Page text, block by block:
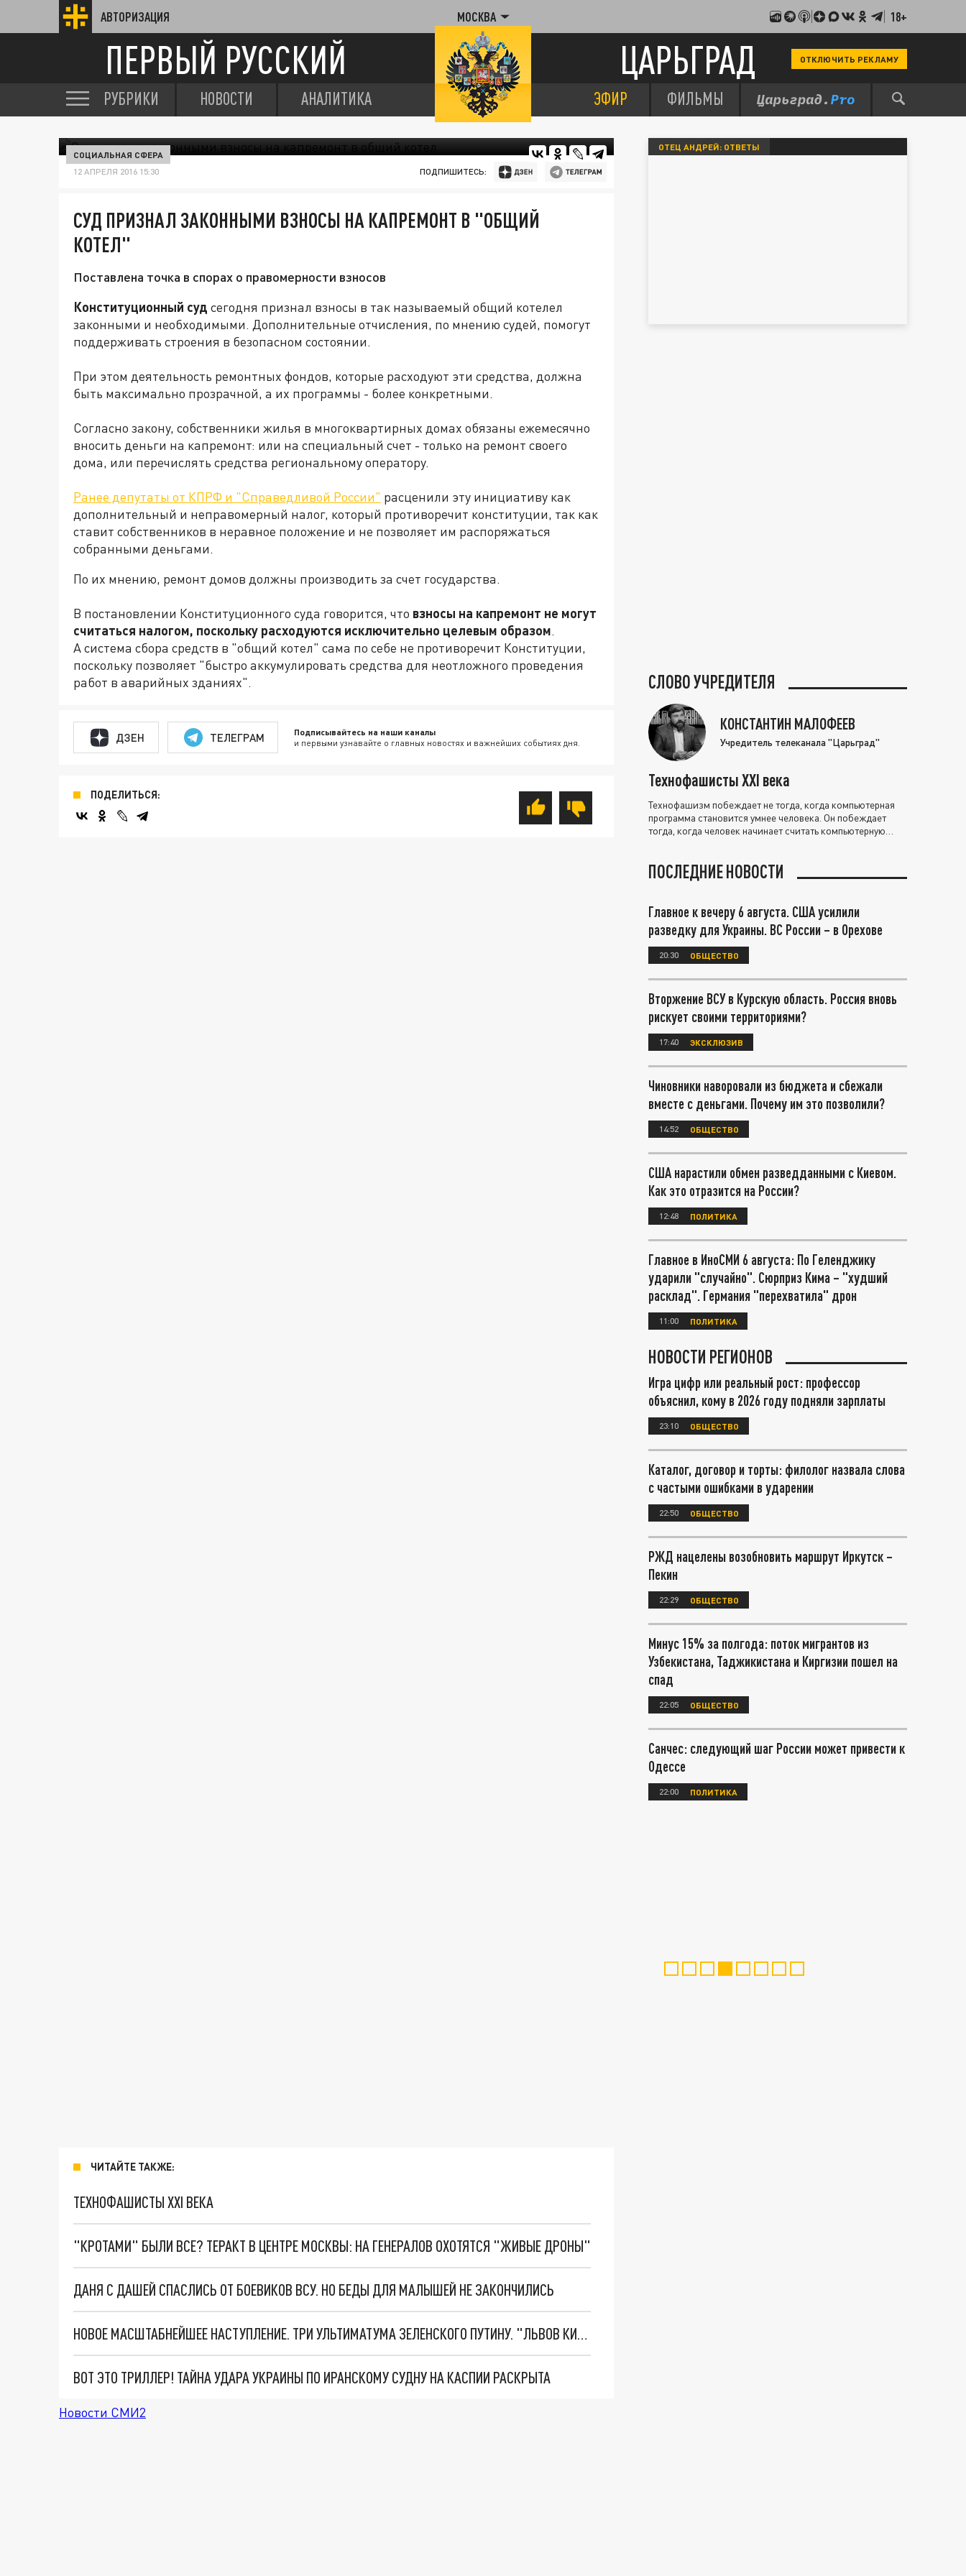
АВТОРИЗАЦИЯ МОСКВА 18+
ПЕРВЫЙ РУССКИЙ ЦАРЬГРАД ОТКЛЮЧИТЬ РЕКЛАМУ
РУБРИКИ НОВОСТИ АНАЛИТИКА ЭФИР ФИЛЬМЫ
СОЦИАЛЬНАЯ СФЕРА
12 АПРЕЛЯ 2016 15:30 ПОДПИШИТЕСЬ:
СУД ПРИЗНАЛ ЗАКОННЫМИ ВЗНОСЫ НА КАПРЕМОНТ В "ОБЩИЙ
КОТЕЛ"
Поставлена точка в спорах о правомерности взносов
Конституционный суд сегодня признал взносы в так называемый общий котелел
законными и необходимыми. Дополнительные отчисления, по мнению судей, помогут
поддерживать строения в безопасном состоянии.
При этом деятельность ремонтных фондов, которые расходуют эти средства, должна
быть максимально прозрачной, а их программы - более конкретными.
Согласно закону, собственники жилья в многоквартирных домах обязаны ежемесячно
вносить деньги на капремонт: или на специальный счет - только на ремонт своего
дома, или перечислять средства региональному оператору.
Ранее депутаты от КПРФ и "Справедливой России" расценили эту инициативу как
дополнительный и неправомерный налог, который противоречит конституции, так как
ставит собственников в неравное положение и не позволяет им распоряжаться
собранными деньгами.
По их мнению, ремонт домов должны производить за счет государства.
В постановлении Конституционного суда говорится, что взносы на капремонт не могут
считаться налогом, поскольку расходуются исключительно целевым образом.
А система сбора средств в "общий котел" сама по себе не противоречит Конституции,
поскольку позволяет "быстро аккумулировать средства для неотложного проведения
работ в аварийных зданиях".
ДЗЕН ТЕЛЕГРАМ Подписывайтесь на наши каналы
и первыми узнавайте о главных новостях и важнейших событиях дня.
ПОДЕЛИТЬСЯ:
ЧИТАЙТЕ ТАКЖЕ:
ТЕХНОФАШИСТЫ XXI ВЕКА
"КРОТАМИ" БЫЛИ ВСЕ? ТЕРАКТ В ЦЕНТРЕ МОСКВЫ: НА ГЕНЕРАЛОВ ОХОТЯТСЯ "ЖИВЫЕ ДРОНЫ"
ДАНЯ С ДАШЕЙ СПАСЛИСЬ ОТ БОЕВИКОВ ВСУ. НО БЕДЫ ДЛЯ МАЛЫШЕЙ НЕ ЗАКОНЧИЛИСЬ
НОВОЕ МАСШТАБНЕЙШЕЕ НАСТУПЛЕНИЕ. ТРИ УЛЬТИМАТУМА ЗЕЛЕНСКОГО ПУТИНУ. "ЛЬВОВ КИМА" ПОСТАВЯТ НА ПВО? ГЛОБАЛЬНЫЙ ПРОРЫВ ПОД ЗАПОРОЖЬЕМ
ВОТ ЭТО ТРИЛЛЕР! ТАЙНА УДАРА УКРАИНЫ ПО ИРАНСКОМУ СУДНУ НА КАСПИИ РАСКРЫТА
Новости СМИ2
ОТЕЦ АНДРЕЙ: ОТВЕТЫ
СЛОВО УЧРЕДИТЕЛЯ
КОНСТАНТИН МАЛОФЕЕВ
Учредитель телеканала "Царьград"
Технофашисты XXI века
Технофашизм побеждает не тогда, когда компьютерная
программа становится умнее человека. Он побеждает
тогда, когда человек начинает считать компьютерную
ПОСЛЕДНИЕ НОВОСТИ
Главное к вечеру 6 августа. США усилили
разведку для Украины. ВС России – в Орехове
20:30 ОБЩЕСТВО
Вторжение ВСУ в Курскую область. Россия вновь
рискует своими территориями?
17:40 ЭКСКЛЮЗИВ
Чиновники наворовали из бюджета и сбежали
вместе с деньгами. Почему им это позволили?
14:52 ОБЩЕСТВО
США нарастили обмен разведданными с Киевом.
Как это отразится на России?
12:48 ПОЛИТИКА
Главное в ИноСМИ 6 августа: По Геленджику
ударили "случайно". Сюрприз Кима – "худший
расклад". Германия "перехватила" дрон
11:00 ПОЛИТИКА
НОВОСТИ РЕГИОНОВ
Игра цифр или реальный рост: профессор
объяснил, кому в 2026 году подняли зарплаты
23:10 ОБЩЕСТВО
Каталог, договор и торты: филолог назвала слова
с частыми ошибками в ударении
22:50 ОБЩЕСТВО
РЖД нацелены возобновить маршрут Иркутск –
Пекин
22:29 ОБЩЕСТВО
Минус 15% за полгода: поток мигрантов из
Узбекистана, Таджикистана и Киргизии пошел на
спад
22:05 ОБЩЕСТВО
Санчес: следующий шаг России может привести к
Одессе
22:00 ПОЛИТИКА